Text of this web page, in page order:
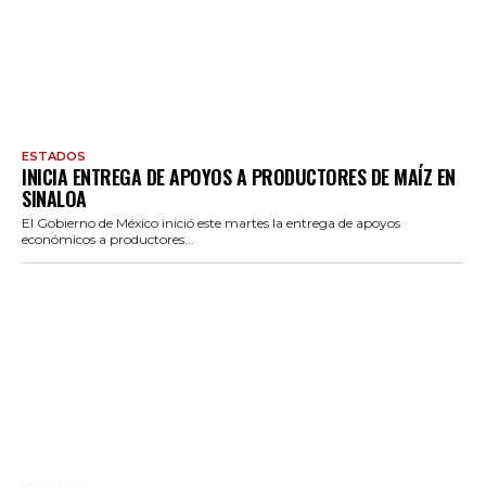
ESTADOS
INICIA ENTREGA DE APOYOS A PRODUCTORES DE MAÍZ EN
SINALOA
El Gobierno de México inició este martes la entrega de apoyos
económicos a productores...